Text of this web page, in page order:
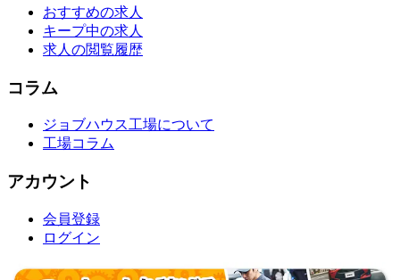
おすすめの求人
キープ中の求人
求人の閲覧履歴
コラム
ジョブハウス工場について
工場コラム
アカウント
会員登録
ログイン